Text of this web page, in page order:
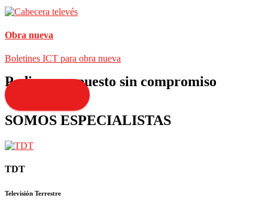
Obra nueva
Boletines ICT para obra nueva
Pedir presupuesto sin compromiso
SOMOS ESPECIALISTAS
TDT
Televisión Terrestre